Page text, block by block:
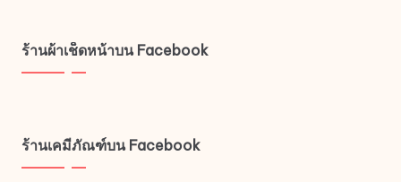
ร้านผ้าเช็ดหน้าบน Facebook
ร้านเคมีภัณฑ์บน Facebook